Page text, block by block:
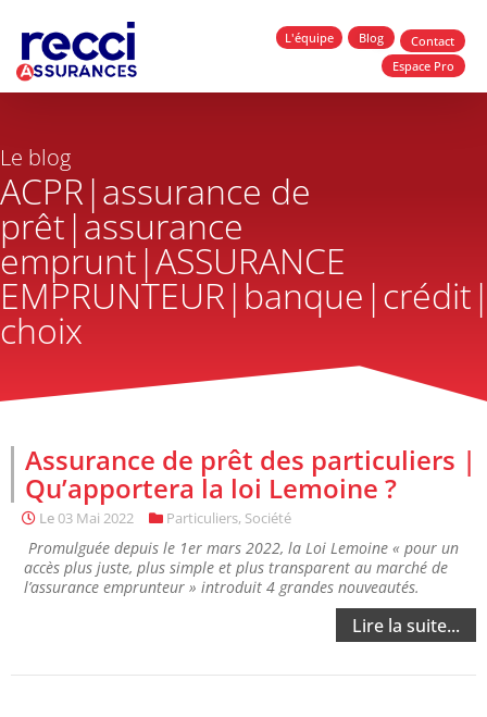
L'équipe Blog
Contact
Espace Pro
Le blog
ACPR|assurance de
prêt|assurance
emprunt|ASSURANCE
choix
Assurance de prêt des particuliers |
Qu’apportera la loi Lemoine ?
Le03 Mai 2022 Particuliers, Société
Promulguée depuis le 1er mars 2022, la Loi Lemoine « pour un
accès plus juste, plus simple et plus transparent au marché de
l’assurance emprunteur » introduit 4 grandes nouveautés.
Lire la suite...